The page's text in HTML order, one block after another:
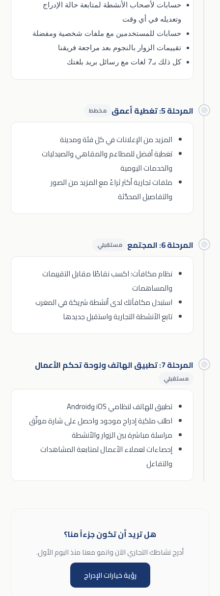
حسابات لأصحاب الأنشطة لمتابعة حالة الإدراج
وتعديله في أي وقت
حسابات للمستخدمين مع ملفات شخصية ومفضلة
تقييمات الزوار بالنجوم بعد مراجعة فريقنا
كل ذلك بـ7 لغات مع رسائل بريد بلغتك
المرحلة 5: تغطية أعمق مخطط
المزيد من الإعلانات في كل فئة ومدينة
تغطية أفضل للمطاعم والمقاهي والصيدليات
والخدمات اليومية
ملفات تجارية أكثر ثراءً مع المزيد من الصور
والتفاصيل المحدَّثة
المرحلة 6: المجتمع مستقبلي
نظام مكافآت: اكسب نقاطًا مقابل التقييمات
والمساهمات
استبدل مكافآتك لدى أنشطة شريكة في المغرب
تابع الأنشطة التجارية واستقبل جديدها
المرحلة 7: تطبيق الهاتف ولوحة تحكم الأعمال
مستقبلي
تطبيق للهاتف لنظامي iOS وAndroid
اطلب ملكية إدراج موجود واحصل على شارة موثّق
مراسلة مباشرة بين الزوار والأنشطة
إحصاءات لعملاء الأعمال لمتابعة المشاهدات
والتفاعل
هل تريد أن تكون جزءاً منا؟
أدرج نشاطك التجاري الآن وانمو معنا منذ اليوم الأول.
رؤية خيارات الإدراج